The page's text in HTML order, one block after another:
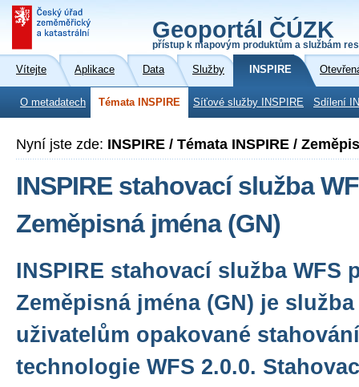
Geoportál ČÚZK
přístup k mapovým produktům a službám
Vítejte Aplikace Data Služby INSPIRE
O metadatech Témata INSPIRE Síťové služby INSPIRE Sdílení
Nyní jste zde: INSPIRE / Témata INSPIRE /
INSPIRE stahovací služba
Zeměpisná jména (GN)
INSPIRE stahovací služba WFS
Zeměpisná jména (GN) je
uživatelům opakované
technologie WFS 2.0.0.